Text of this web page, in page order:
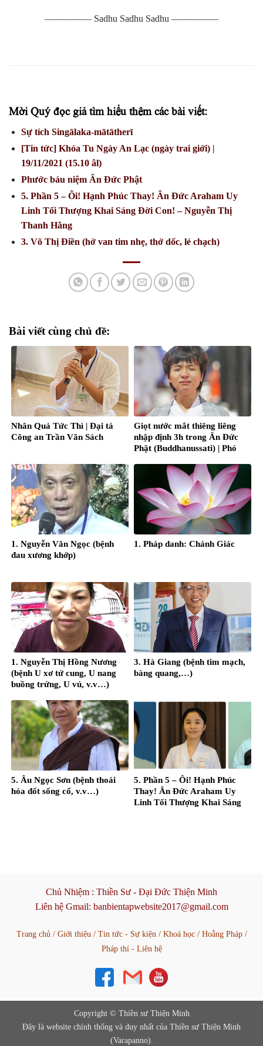
————— Sadhu Sadhu Sadhu —————
Mời Quý đọc giả tìm hiểu thêm các bài viết:
Sự tích Singālaka-mātātherī
[Tin tức] Khóa Tu Ngày An Lạc (ngày trai giới) |
19/11/2021 (15.10 âl)
Phước báu niệm Ân Đức Phật
5. Phần 5 – Ôi! Hạnh Phúc Thay! Ân Đức Araham Uy
Linh Tối Thượng Khai Sáng Đời Con! – Nguyễn Thị
Thanh Hằng
3. Võ Thị Điền (hở van tim nhẹ, thở dốc, lé chạch)
Bài viết cùng chủ đề:
Nhân Quả Tức Thì | Đại tá
Công an Trần Văn Sách
Giọt nước mắt thiêng liêng
nhập định 3h trong Ân Đức
Phật (Buddhanussati) | Phó
1. Nguyễn Văn Ngọc (bệnh
đau xương khớp)
1. Pháp danh: Chánh Giác
1. Nguyễn Thị Hồng Nương
(bệnh U xơ tử cung, U nang
buồng trứng, U vú, v.v…)
3. Hà Giang (bệnh tim mạch,
bàng quang,…)
5. Âu Ngọc Sơn (bệnh thoái
hóa đốt sống cổ, v.v…)
5. Phần 5 – Ôi! Hạnh Phúc
Thay! Ân Đức Araham Uy
Linh Tối Thượng Khai Sáng
Chủ Nhiệm : Thiền Sư - Đại Đức Thiện Minh
Liên hệ Gmail: banbientapwebsite2017@gmail.com
Trang chủ / Giới thiệu / Tin tức - Sự kiện / Khoá học/ Hoằng Pháp/
Pháp thí - Liên hệ
Copyright © Thiền sư Thiện Minh
Đây là website chính thống và duy nhất của Thiền sư Thiện Minh
(Varapanno).